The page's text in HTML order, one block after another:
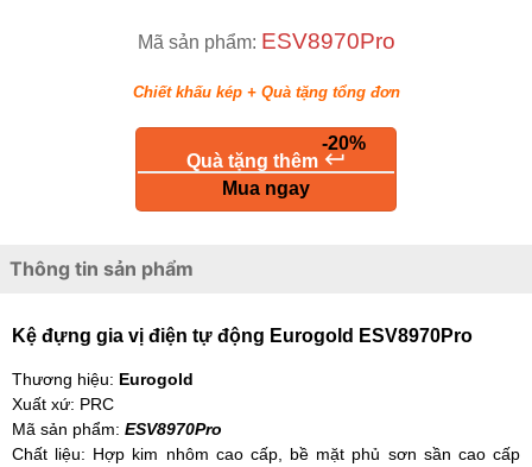
Mã sản phẩm: ESV8970Pro
Chiết khấu kép + Quà tặng tổng đơn
-20%
Quà tặng thêm keyboard_return
Mua ngay
Thông tin sản phẩm
Kệ đựng gia vị điện tự động Eurogold ESV8970Pro
Thương hiệu: Eurogold
Xuất xứ: PRC
Mã sản phẩm: ESV8970Pro
Chất liệu: Hợp kim nhôm cao cấp, bề mặt phủ sơn sần cao cấp